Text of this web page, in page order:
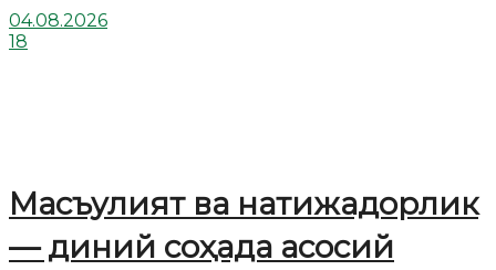
04.08.2026
18
Масъулият ва натижадорлик
— диний соҳада асосий